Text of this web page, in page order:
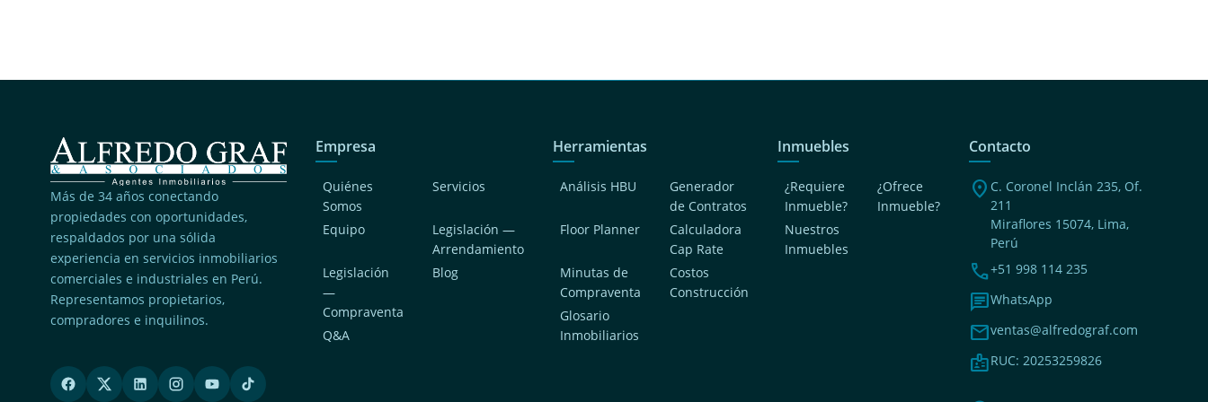
Más de 34 años conectando
propiedades con oportunidades,
respaldados por una sólida
experiencia en servicios inmobiliarios
comerciales e industriales en Perú.
Representamos propietarios,
compradores e inquilinos.
Empresa
Quiénes
Somos
Servicios
Equipo
Legislación —
Arrendamiento
Legislación
—
Compraventa
Blog
Q&A
Herramientas
Análisis HBU
Generador
de Contratos
Floor Planner
Calculadora
Cap Rate
Minutas de
Compraventa
Costos
Construcción
Glosario
Inmobiliarios
Inmuebles
¿Requiere
Inmueble?
¿Ofrece
Inmueble?
Nuestros
Inmuebles
Contacto
location_on C. Coronel Inclán 235, Of.
211
Miraflores 15074, Lima,
Perú
phone+51 998 114 235
chatWhatsApp
mailventas@alfredograf.com
badgeRUC: 20253259826